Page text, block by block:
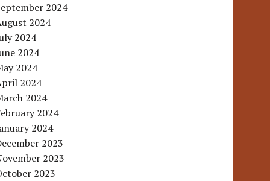
2024
2024
2024
2024
2024
2024
2024
2024
2024
2023
2023
2023